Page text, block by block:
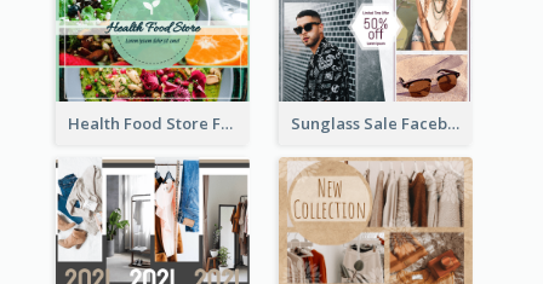
Health Food Store Facebook Post Sunglass Sale Facebook Post